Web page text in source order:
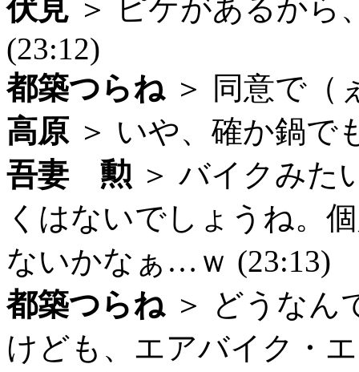
伏見 ＞ ピケがあるから
(23:12)
都築つらね＞ 同意で（
高原 ＞ いや、確か鍋で
吾妻 勲 ＞ バイクみた
くはないでしょうね。
ないかなぁ…ｗ (23:13)
都築つらね＞ どうなん
けども、エアバイク・